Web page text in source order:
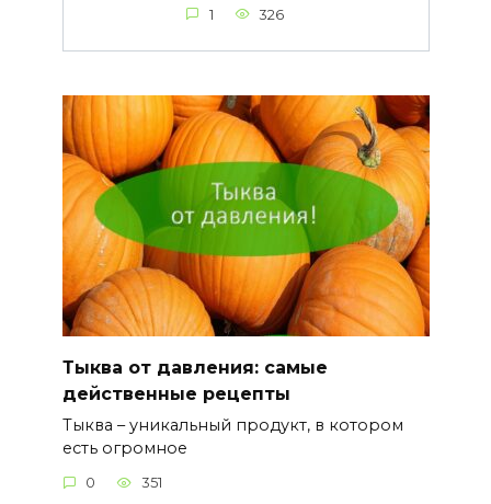
1 326
Тыква от давления: самые
действенные рецепты
Тыква – уникальный продукт, в котором
есть огромное
0 351